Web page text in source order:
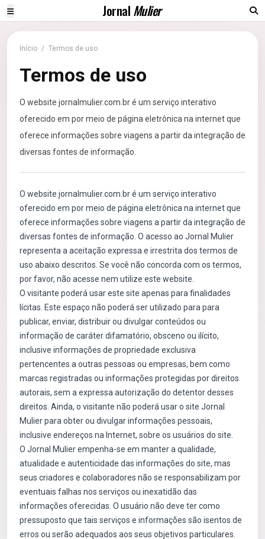
JornalMulier
Início / Termos de uso
Termos de uso
O website jornalmulier.com.br é um serviço interativo
oferecido em por meio de página eletrônica na internet que
oferece informações sobre viagens a partir da integração de
diversas fontes de informação.
O website jornalmulier.com.br é um serviço interativo
oferecido em por meio de página eletrônica na internet que
oferece informações sobre viagens a partir da integração de
diversas fontes de informação. O acesso ao Jornal Mulier
representa a aceitação expressa e irrestrita dos termos de
uso abaixo descritos. Se você não concorda com os termos,
por favor, não acesse nem utilize este website.
O visitante poderá usar este site apenas para finalidades
lícitas. Este espaço não poderá ser utilizado para para
publicar, enviar, distribuir ou divulgar conteúdos ou
informação de caráter difamatório, obsceno ou ilícito,
inclusive informações de propriedade exclusiva
pertencentes a outras pessoas ou empresas, bem como
marcas registradas ou informações protegidas por direitos
autorais, sem a expressa autorização do detentor desses
direitos. Ainda, o visitante não poderá usar o site Jornal
Mulier para obter ou divulgar informações pessoais,
inclusive endereços na Internet, sobre os usuários do site.
O Jornal Mulier empenha-se em manter a qualidade,
atualidade e autenticidade das informações do site, mas
seus criadores e colaboradores não se responsabilizam por
eventuais falhas nos serviços ou inexatidão das
informações oferecidas. O usuário não deve ter como
pressuposto que tais serviços e informações são isentos de
erros ou serão adequados aos seus objetivos particulares.